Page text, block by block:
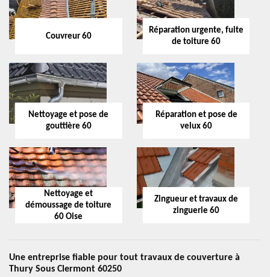
Couvreur 60
Réparation urgente, fuite
de toiture 60
Nettoyage et pose de
gouttière 60
Réparation et pose de
velux 60
Nettoyage et
démoussage de toiture
60 Oise
Zingueur et travaux de
zinguerie 60
Une entreprise fiable pour tout travaux de couverture à
Thury Sous Clermont 60250